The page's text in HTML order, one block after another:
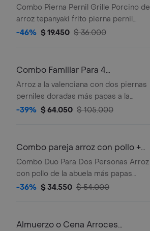
Grille+bebida 400ml
Combo Pierna Pernil Grille Porcino de
arroz tepanyaki frito pierna pernil
grille + porción de papa francesa +
-46% $ 19.450 $ 36.000
Combo Familiar Para 4
Personas+bebida 1.5
Arroz a la valenciana con dos piernas
perniles doradas más papas a la
francesa más gaseosa 1.5Lt.
-39% $ 64.050 $ 105.000
Combo pareja arroz con pollo +
bebida 1litro
Combo Duo Para Dos Personas Arroz
con pollo de la abuela más papas
francesa más gaseosa litro.
-36% $ 34.550 $ 54.000
Almuerzo o Cena Arroces